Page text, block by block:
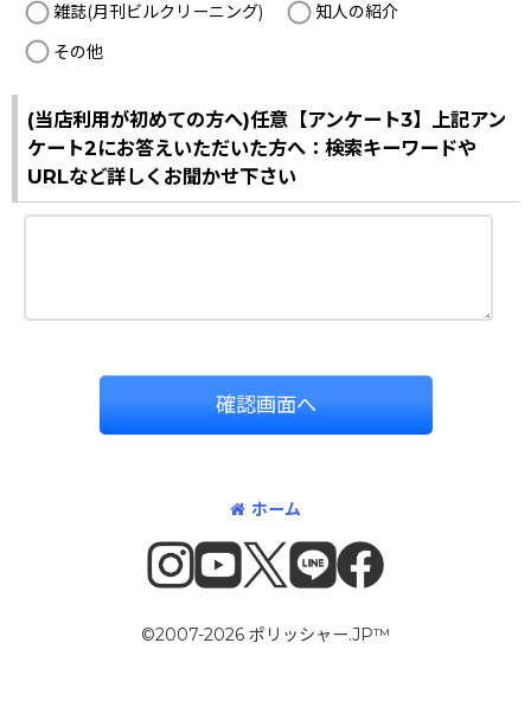
雑誌(月刊ビルクリーニング)
知人の紹介
その他
(当店利用が初めての方へ)任意【アンケート3】上記アン
ケート2にお答えいただいた方へ：検索キーワードや
URLなど詳しくお聞かせ下さい
確認画面へ
ホーム
©2007-2026 ポリッシャー.JP™